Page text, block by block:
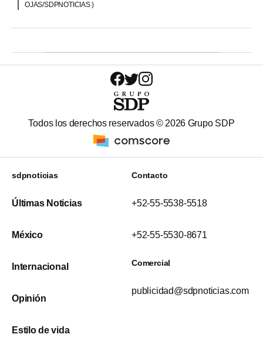
OJAS/SDPNOTICIAS )
Todos los derechos reservados © 2026 Grupo SDP
sdpnoticias
Últimas Noticias
México
Internacional
Opinión
Estilo de vida
Contacto
+52-55-5538-5518
+52-55-5530-8671
Comercial
publicidad@sdpnoticias.com